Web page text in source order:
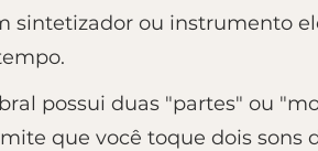
sintetizador ou instrumento
possui duas "partes" ou
que você toque dois